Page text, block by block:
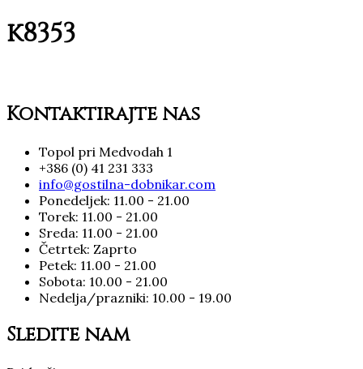
k8353
Kontaktirajte nas
Topol pri Medvodah 1
+386 (0) 41 231 333
info@gostilna-dobnikar.com
Ponedeljek: 11.00 - 21.00
Torek: 11.00 - 21.00
Sreda: 11.00 - 21.00
Četrtek: Zaprto
Petek: 11.00 - 21.00
Sobota: 10.00 - 21.00
Nedelja/prazniki: 10.00 - 19.00
Sledite nam